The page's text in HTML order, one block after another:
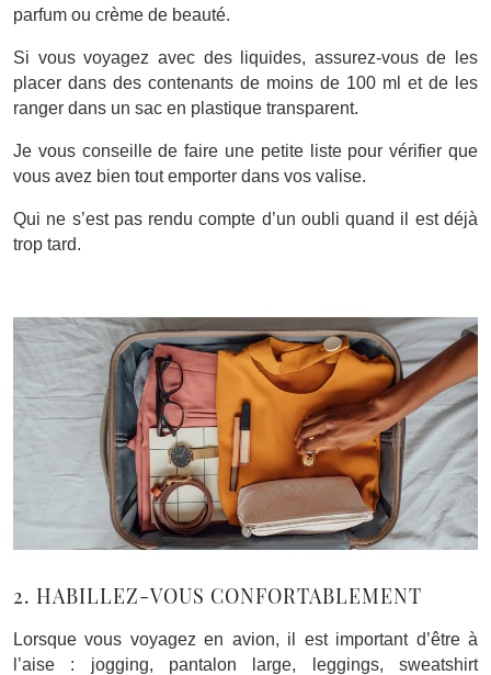
parfum ou crème de beauté.
Si vous voyagez avec des liquides, assurez-vous de les
placer dans des contenants de moins de 100 ml et de les
ranger dans un sac en plastique transparent.
Je vous conseille de faire une petite liste pour vérifier que
vous avez bien tout emporter dans vos valise.
Qui ne s’est pas rendu compte d’un oubli quand il est déjà
trop tard.
2. HABILLEZ-VOUS CONFORTABLEMENT
Lorsque vous voyagez en avion, il est important d’être à
l’aise : jogging, pantalon large, leggings, sweatshirt